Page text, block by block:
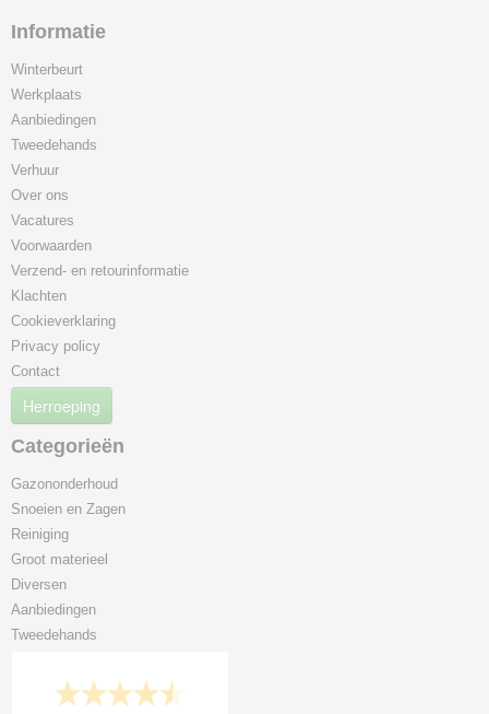
Informatie
Winterbeurt
Werkplaats
Aanbiedingen
Tweedehands
Verhuur
Over ons
Vacatures
Voorwaarden
Verzend- en retourinformatie
Klachten
Cookieverklaring
Privacy policy
Contact
Herroeping
Categorieën
Gazononderhoud
Snoeien en Zagen
Reiniging
Groot materieel
Diversen
Aanbiedingen
Tweedehands